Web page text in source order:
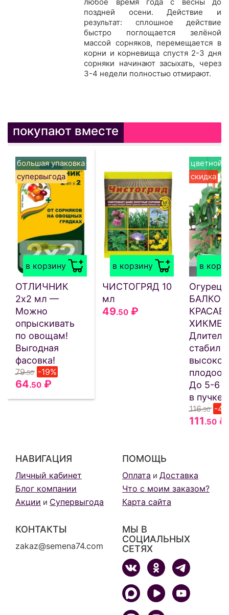
любое время года с весны до
поздней осени. Действие и
результат: сплошное действие
быстро поглощается зелёной
массой сорняков, перемещается в
корни и корневища спустя 2-3 дня
сорняки начинают засыхать, через
3-4 недели полностью отмирают.
покупают вместе
в корзину
большая упаковка
супервыгода
ОТЛИЧНИК
2х2 мл —
Можно
опрыскивать
по овощам!
Выгодная
фасовка!
79.50 -19%
64.50 ₽
в корзину
ЧИСТОГРЯД 10
мл
49.50 ₽
в
цветной
скидка
Огурец
высокое
До 5-6
в пучке!
116.50 -4%
111.50 ₽
НАВИГАЦИЯ
Личный кабинет
Блог компании
Акции и Супервыгода
ПОМОЩЬ
Оплата и Доставка
Что с моим заказом?
Карта сайта
КОНТАКТЫ
zakaz@semena74.com
МЫ В
СОЦИАЛЬНЫХ
СЕТЯХ